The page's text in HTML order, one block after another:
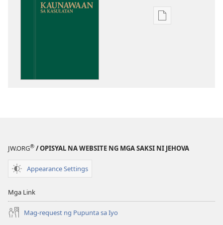
Opsiyon
JW.ORG® / OPISYAL NA WEBSITE NG MGA SAKSI NI JEHOVA
Appearance Settings
Mga Link
Mag-request ng Pupunta sa Iyo